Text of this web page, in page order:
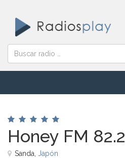
Honey FM 82.2
Sanda, Japón